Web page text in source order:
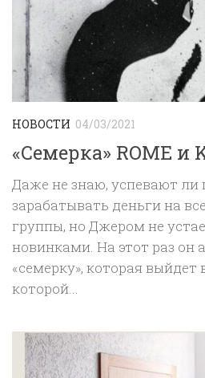
НОВОСТИ 04/03/2021
«Семерка» ROME и
Даже не знаю, успевают ли
зарабатывать деньги на
группы, но Джером не
новинками. На этот раз он
«семерку», которая выйдет
которой...